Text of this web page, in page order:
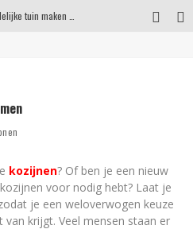
kozijnen? Of ben je een nieuw
voor nodig hebt? Laat je
je een weloverwogen keuze
krijgt. Veel mensen staan er